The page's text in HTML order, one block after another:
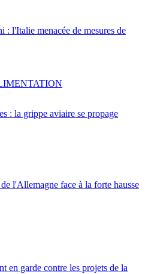
: l'Italie menacée de mesures de
: la grippe aviaire se propage
l'Allemagne face à la forte hausse
en garde contre les projets de la